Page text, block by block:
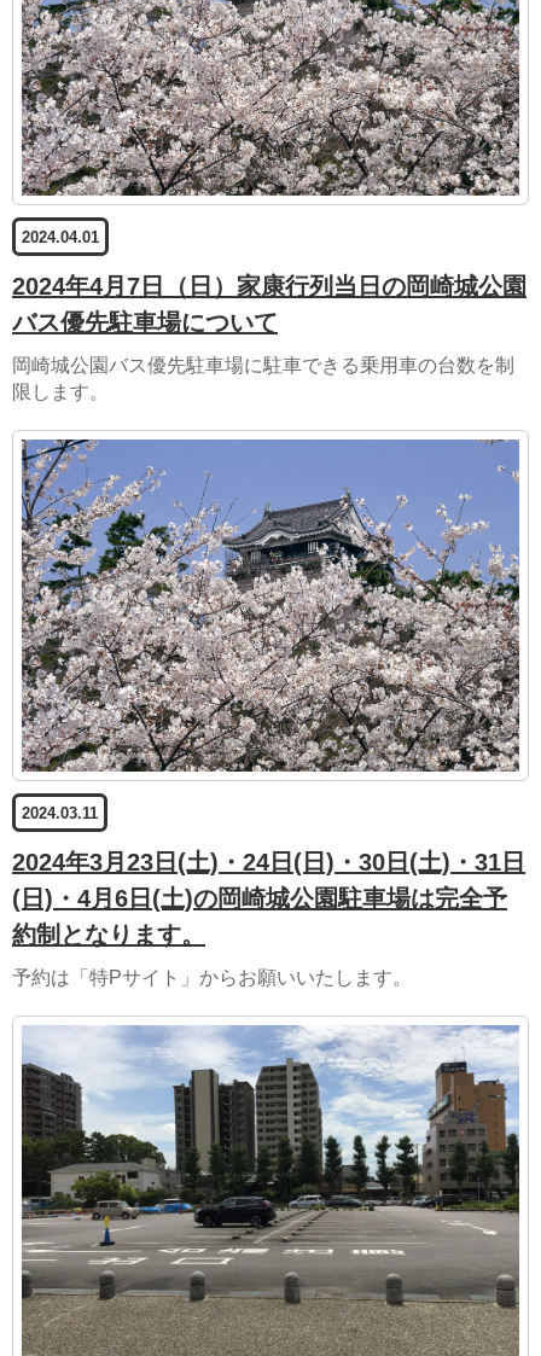
2024.04.01
2024年4月7日（日）家康行列当日の岡崎城公園
バス優先駐車場について
岡崎城公園バス優先駐車場に駐車できる乗用車の台数を制
限します。
2024.03.11
2024年3月23日(土)・24日(日)・30日(土)・31日
(日)・4月6日(土)の岡崎城公園駐車場は完全予
約制となります。
予約は「特Pサイト」からお願いいたします。